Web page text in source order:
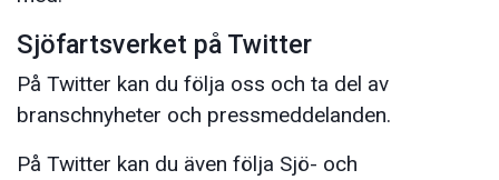
Sjöfartsverket på Twitter
På Twitter kan du följa oss och ta del av
branschnyheter och pressmeddelanden.
På Twitter kan du även följa Sjö- och